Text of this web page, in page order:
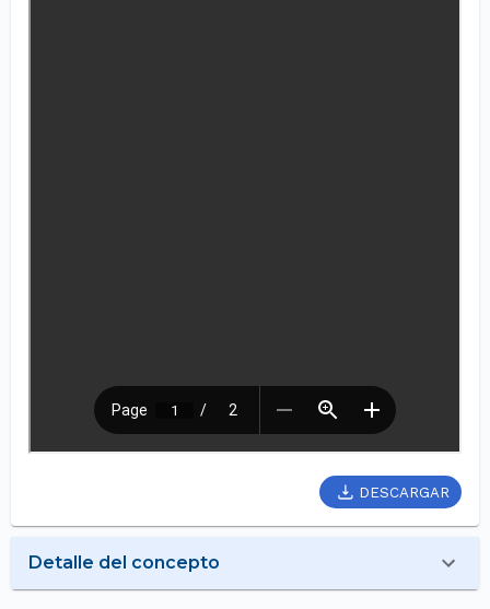
DESCARGAR
Detalle del concepto